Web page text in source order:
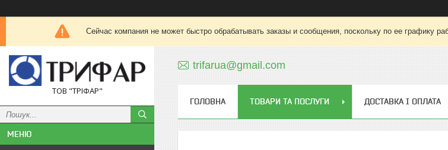
Сейчас компания не может быстро обрабатывать заказы и сообщения, поскольку по ее графику
ТОВ "ТРІФАР"
trifarua@gmail.com
ГОЛОВНА ТОВАРИ ТА ПОСЛУГИ ДОСТАВКА І ОПЛАТА